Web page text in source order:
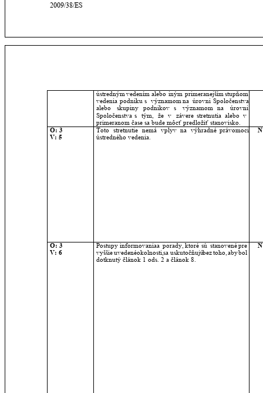
2009/38/ES
ústredným vedením alebo iným primeranejším stupňom
vedenia podniku s významom na úrovni Spoločenstva
alebo
skupiny podnikov s významom na
úrovni
Spoločenstva s tým, že v závere stretnutia alebo
v
primeranom čase sa bude môcť predložiť stanovisko.
O: 3
V: 5
Toto stretnutie nemá vplyv na výhradné právomoci
ústredného vedenia.
N
O: 3
V: 6
Postupy informovaniaa porady, ktoré sú stanovené pre
vyššieuvedenéokolnosti,sa uskutočňujúbeztoho, abybol
dotknutý článok 1 ods. 2 a článok 8.
N